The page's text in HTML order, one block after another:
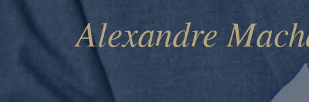
Alexandre